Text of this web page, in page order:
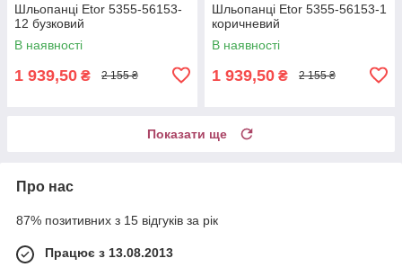
Шльопанці Etor 5355-56153-
12 бузковий
В наявності
1 939,50 ₴ 2 155 ₴
Шльопанці Etor 5355-56153-1
коричневий
В наявності
1 939,50 ₴ 2 155 ₴
Показати ще
Про нас
87% позитивних з 15 відгуків за рік
Працює з 13.08.2013